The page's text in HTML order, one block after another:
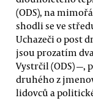
(ODS), na
shodli se ve
Uchazeči o post
jsou prozatím dva
Vystrčil (ODS) —,
druhého z
lidovců a